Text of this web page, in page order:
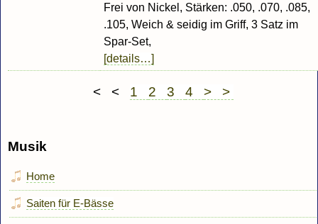
Frei von Nickel, Stärken: .050, .070, .085,
.105, Weich & seidig im Griff, 3 Satz im
Spar-Set,
[details…]
< < 1 2 3 4 > >
Musik
Home
Saiten für E-Bässe